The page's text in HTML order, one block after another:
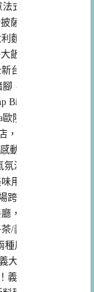
式料理，台北fine
薩，用料頂級的酥
麵(進口義大利麵
飯店，近年來吃到
台灣古香辣腿排
，預約才吃得到
Bistro & Cafe-餐桌
陸料理，海洋主
，念念不忘的多汁
動的歡聚時光
氛溫馨的聚餐餐廳
用心，忠孝復興美
跨越時空的歐式浪
，又美又好吃的清
/義大利麵/吐司帕
種風情，約會聚餐
大利pizza酥脆餅皮
義大利麵Pizza推薦/